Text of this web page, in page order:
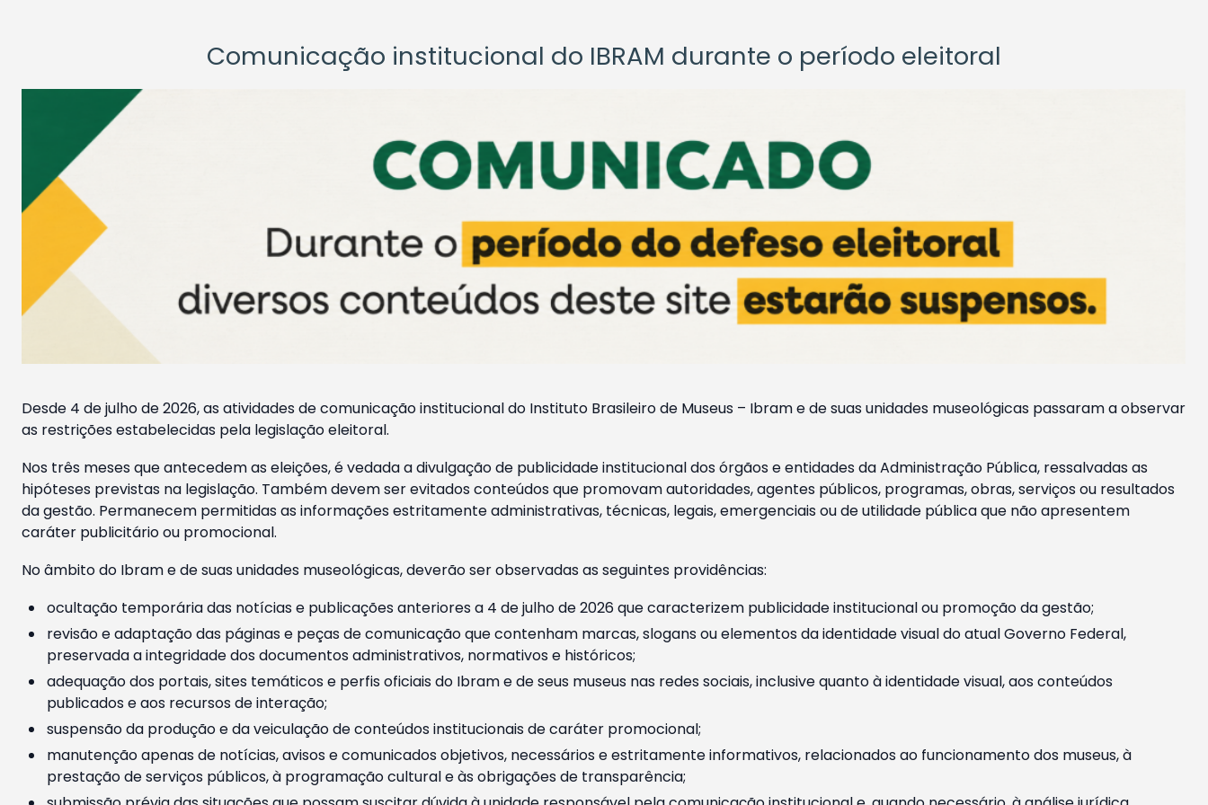
Comunicação institucional do IBRAM durante o período eleitoral
Desde 4 de julho de 2026, as atividades de comunicação institucional do Instituto Brasileiro de Museus – Ibram e de suas unidades museológicas passaram a observar
as restrições estabelecidas pela legislação eleitoral.
Nos três meses que antecedem as eleições, é vedada a divulgação de publicidade institucional dos órgãos e entidades da Administração Pública, ressalvadas as
hipóteses previstas na legislação. Também devem ser evitados conteúdos que promovam autoridades, agentes públicos, programas, obras, serviços ou resultados
da gestão. Permanecem permitidas as informações estritamente administrativas, técnicas, legais, emergenciais ou de utilidade pública que não apresentem
caráter publicitário ou promocional.
No âmbito do Ibram e de suas unidades museológicas, deverão ser observadas as seguintes providências:
ocultação temporária das notícias e publicações anteriores a 4 de julho de 2026 que caracterizem publicidade institucional ou promoção da gestão;
revisão e adaptação das páginas e peças de comunicação que contenham marcas, slogans ou elementos da identidade visual do atual Governo Federal,
preservada a integridade dos documentos administrativos, normativos e históricos;
adequação dos portais, sites temáticos e perfis oficiais do Ibram e de seus museus nas redes sociais, inclusive quanto à identidade visual, aos conteúdos
publicados e aos recursos de interação;
suspensão da produção e da veiculação de conteúdos institucionais de caráter promocional;
manutenção apenas de notícias, avisos e comunicados objetivos, necessários e estritamente informativos, relacionados ao funcionamento dos museus, à
prestação de serviços públicos, à programação cultural e às obrigações de transparência;